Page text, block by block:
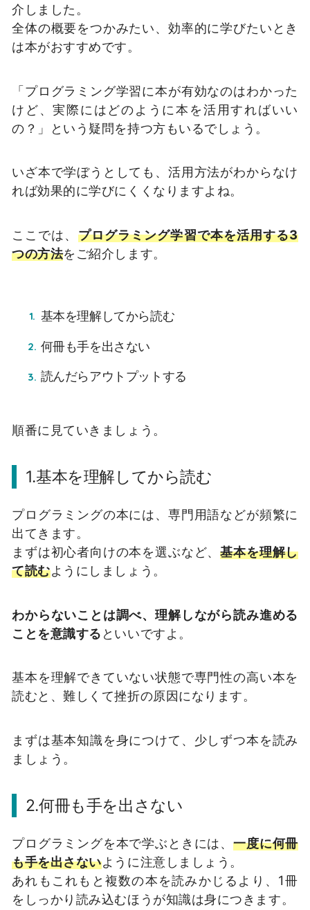
介しました。
全体の概要をつかみたい、効率的に学びたいとき
は本がおすすめです。
「プログラミング学習に本が有効なのはわかった
けど、実際にはどのように本を活用すればいい
の？」という疑問を持つ方もいるでしょう。
いざ本で学ぼうとしても、活用方法がわからなけ
れば効果的に学びにくくなりますよね。
ここでは、 プログラミング学習で本を活用する3
つの方法をご紹介します。
基本を理解してから読む
何冊も手を出さない
読んだらアウトプットする
順番に見ていきましょう。
1.基本を理解してから読む
プログラミングの本には、専門用語などが頻繁に
出てきます。
まずは初心者向けの本を選ぶなど、基本を理解し
て読むようにしましょう。
わからないことは調べ、理解しながら読み進める
ことを意識する といいですよ。
基本を理解できていない状態で専門性の高い本を
読むと、難しくて挫折の原因になります。
まずは基本知識を身につけて、少しずつ本を読み
ましょう。
2.何冊も手を出さない
プログラミングを本で学ぶときには、一度に何冊
も手を出さないように注意しましょう。
あれもこれもと複数の本を読みかじるより、1冊
をしっかり読み込むほうが知識は身につきます。